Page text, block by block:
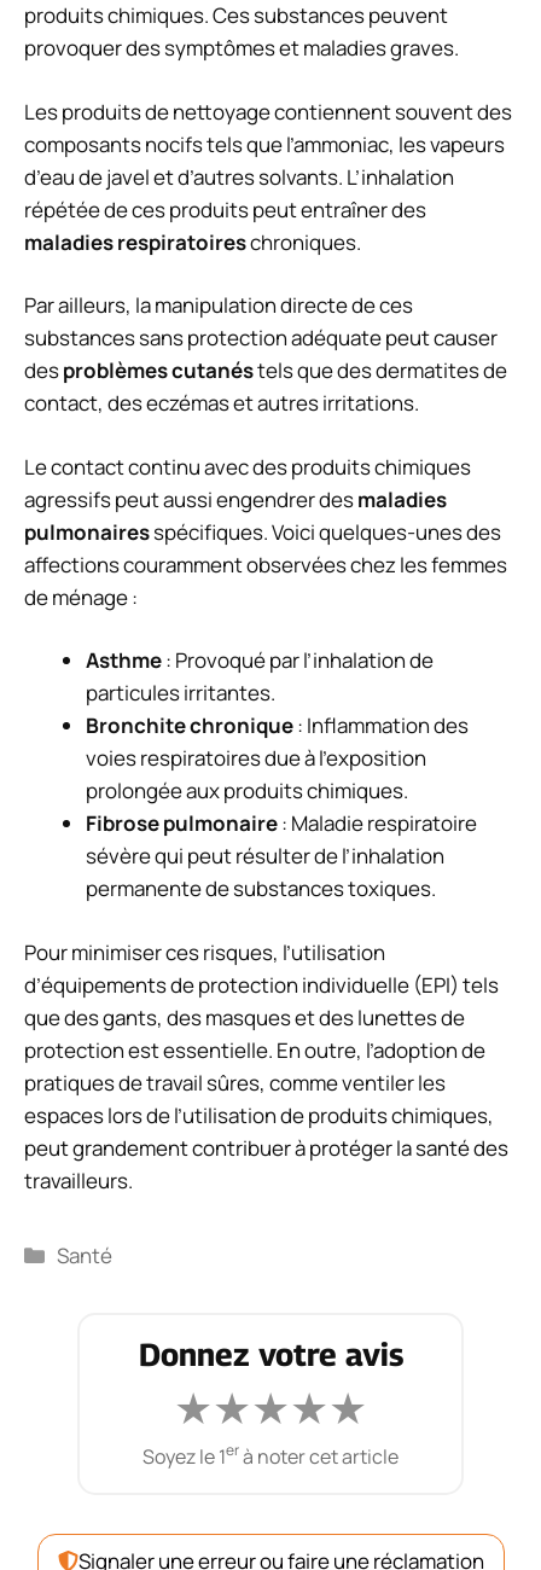
produits chimiques. Ces substances peuvent
provoquer des symptômes et maladies graves.
Les produits de nettoyage contiennent souvent des
composants nocifs tels que l’ammoniac, les vapeurs
d’eau de javel et d’autres solvants. L’inhalation
répétée de ces produits peut entraîner des
maladies respiratoireschroniques.
Par ailleurs, la manipulation directe de ces
substances sans protection adéquate peut causer
desproblèmes cutanéstels que des dermatites de
contact, des eczémas et autres irritations.
Le contact continu avec des produits chimiques
agressifs peut aussi engendrer desmaladies
pulmonairesspécifiques. Voici quelques-unes des
affections couramment observées chez les femmes
de ménage :
Asthme: Provoqué par l’inhalation de
particules irritantes.
Bronchite chronique: Inflammation des
voies respiratoires due à l’exposition
prolongée aux produits chimiques.
Fibrose pulmonaire: Maladie respiratoire
sévère qui peut résulter de l’inhalation
permanente de substances toxiques.
Pour minimiser ces risques, l’utilisation
d’équipements de protection individuelle (EPI) tels
que des gants, des masques et des lunettes de
protection est essentielle. En outre, l’adoption de
pratiques de travail sûres, comme ventiler les
espaces lors de l’utilisation de produits chimiques,
peut grandement contribuer à protéger la santé des
travailleurs.
Catégories
Santé
Donnez votre avis
★★★★★
Soyez le 1erà noter cet article
Signaler une erreur ou faire une réclamation